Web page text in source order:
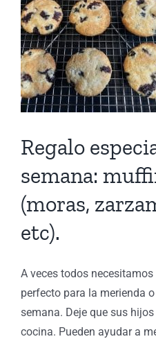
Regalo
semana:
(moras,
etc).
A veces todos
perfecto para la merienda
semana. Deje que sus
cocina. Pueden ayudar a